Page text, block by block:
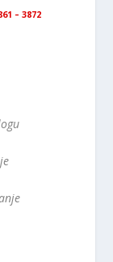
– 3872